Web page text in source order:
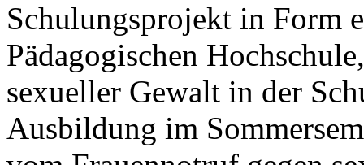
Schulungsprojekt in Form
Pädagogischen
sexueller Gewalt in der
Ausbildung im